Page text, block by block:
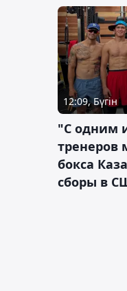
12:09, Бүгін
"С одним
тренеров
бокса
сборы в